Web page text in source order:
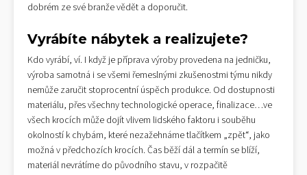
dobrém ze své branže vědět a doporučit.
Vyrábíte nábytek a realizujete?
Kdo vyrábí, ví. I když je příprava výroby provedena na jedničku,
výroba samotná i se všemi řemeslnými zkušenostmi týmu nikdy
nemůže zaručit stoprocentní úspěch produkce. Od dostupnosti
materiálu, přes všechny technologické operace, finalizace…ve
všech krocích může dojít vlivem lidského faktoru i souběhu
okolností k chybám, které nezažehnáme tlačítkem „zpět“, jako
možná v předchozích krocích. Čas běží dál a termín se blíží,
materiál nevrátíme do původního stavu, v rozpačitě